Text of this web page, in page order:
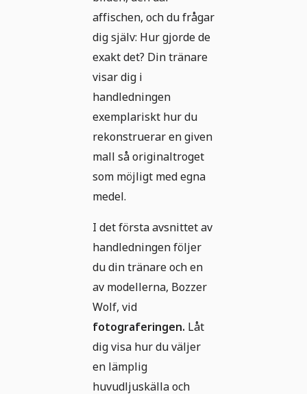
affischen, och du frågar
dig själv: Hur gjorde de
exakt det? Din tränare
visar dig i
handledningen
exemplariskt hur du
rekonstruerar en given
mall så originaltroget
som möjligt med egna
medel.
I det första avsnittet av
handledningen följer
du din tränare och en
av modellerna, Bozzer
Wolf, vid
fotograferingen. Låt
dig visa hur du väljer
en lämplig
huvudljuskälla och